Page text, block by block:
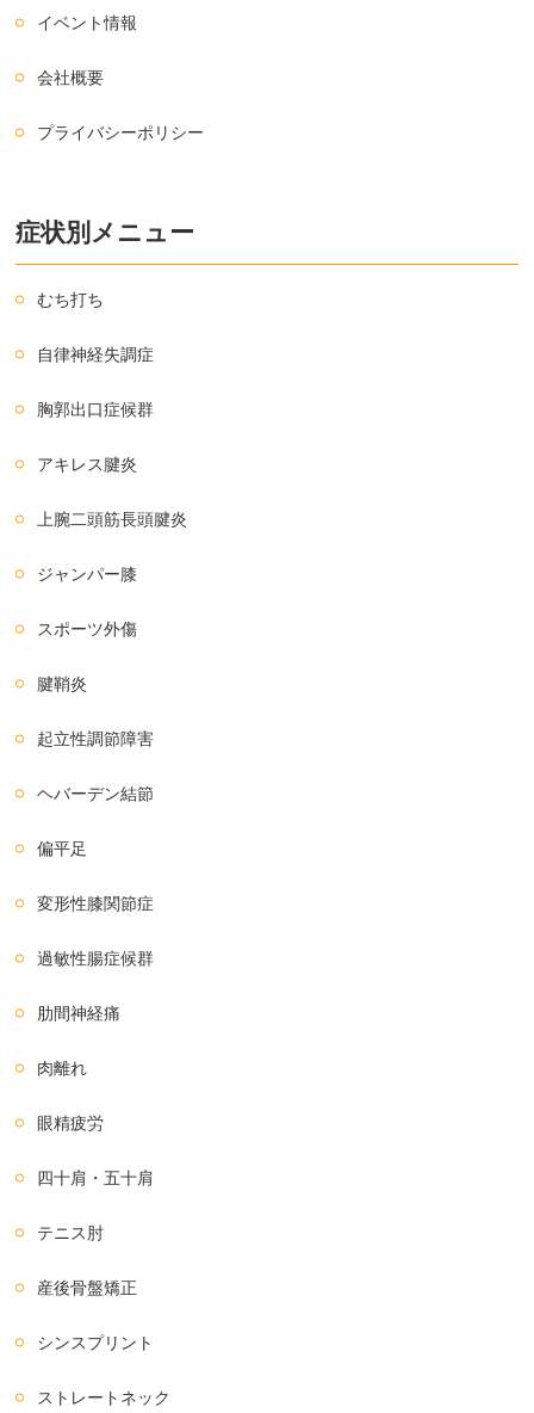
イベント情報
会社概要
プライバシーポリシー
症状別メニュー
むち打ち
自律神経失調症
胸郭出口症候群
アキレス腱炎
上腕二頭筋長頭腱炎
ジャンパー膝
スポーツ外傷
腱鞘炎
起立性調節障害
ヘバーデン結節
偏平足
変形性膝関節症
過敏性腸症候群
肋間神経痛
肉離れ
眼精疲労
四十肩・五十肩
テニス肘
産後骨盤矯正
シンスプリント
ストレートネック